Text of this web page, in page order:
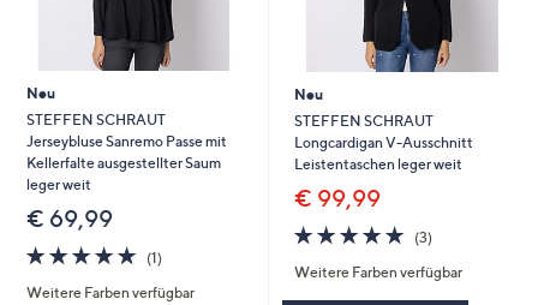
diese
anzuzeigen.
Neu
STEFFEN SCHRAUT
Jerseybluse Sanremo Passe mit
Kellerfalte ausgestellter Saum
leger weit
€ 69,99
5.0
von
5
(1)1
Weitere Farben verfügbar
Neu
STEFFEN SCHRAUT
Longcardigan V-Ausschnitt
Leistentaschen leger weit
€ 99,99
4.7
von
5
(3)3
Weitere Farben verfügbar